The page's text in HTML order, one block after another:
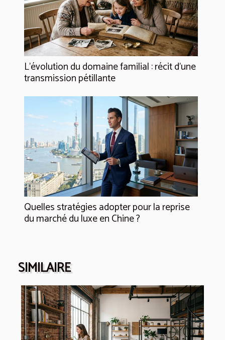
L’évolution du domaine familial : récit d’une
transmission pétillante
Quelles stratégies adopter pour la reprise
du marché du luxe en Chine ?
SIMILAIRE